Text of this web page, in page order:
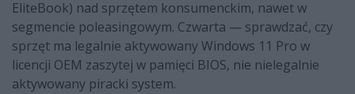
EliteBook) nad sprzętem konsumenckim, nawet w
segmencie poleasingowym. Czwarta — sprawdzać, czy
sprzęt ma legalnie aktywowany Windows 11 Pro w
licencji OEM zaszytej w pamięci BIOS, nie nielegalnie
aktywowany piracki system.